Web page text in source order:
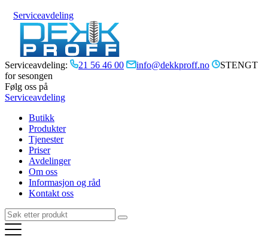
Serviceavdeling
Serviceavdeling: 21 56 46 00 info@dekkproff.no
STENGT
for sesongen
Følg oss på
Serviceavdeling
Butikk
Produkter
Tjenester
Priser
Avdelinger
Om oss
Informasjon og råd
Kontakt oss